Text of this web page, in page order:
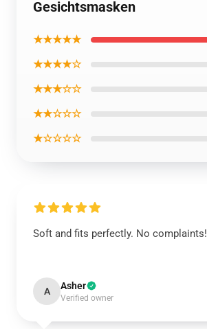
Gesichtsmasken
★★★★★
★★★★☆
★★★☆☆
★★☆☆☆
★☆☆☆☆
Soft and fits perfectly. No complaints!
A Asher
Verified owner